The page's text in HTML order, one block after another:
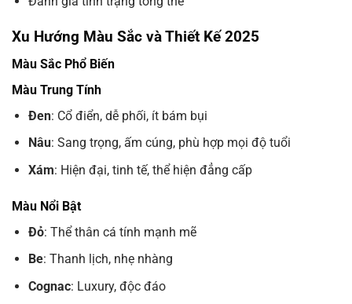
Xu Hướng Màu Sắc và Thiết Kế 2025
Màu Sắc Phổ Biến
Màu Trung Tính
Đen: Cổ điển, dễ phối, ít bám bụi
Nâu: Sang trọng, ấm cúng, phù hợp mọi độ tuổi
Xám: Hiện đại, tinh tế, thể hiện đẳng cấp
Màu Nổi Bật
Đỏ: Thể thân cá tính mạnh mẽ
Be: Thanh lịch, nhẹ nhàng
Cognac: Luxury, độc đáo